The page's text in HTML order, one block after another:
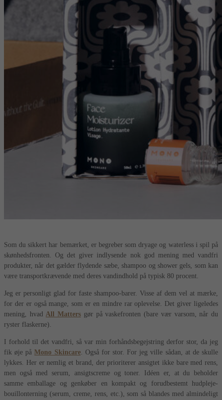
Som du sikkert har bemærket, er begreber som dryage og waterless i spil på
skønhedsfronten. Og det giver indlysende nok god mening med vandfri
produkter, når det gælder flydende sæbe, shampoo og shower gels, som kan
være transportkrævende med deres vandindhold på typisk 80 procent.
Jeg er personligt glad for faste shampoo-barer. Visse af dem vel at mærke,
for der er også mange, som er en mindre rar oplevelse. Det giver ligeledes
mening, hvadAll Matters gør på vaskefronten (bare vær varsom, når du
ryster flaskerne).
I forhold til det vandfri, så var min forhåndsbegejstring derfor stor, da jeg
fik øje påMono Skincare. Også for stor. For jeg ville sådan, at de skulle
lykkes. Her er nemlig et brand, der prioriterer ansigtet ikke bare med rens,
men også med serum, ansigtscreme og toner. Idéen er, at du beholder
samme emballage og genkøber en kompakt og forudbestemt hudpleje-
bouillonterning (serum, creme, rens, etc.), som så blandes med almindeligt